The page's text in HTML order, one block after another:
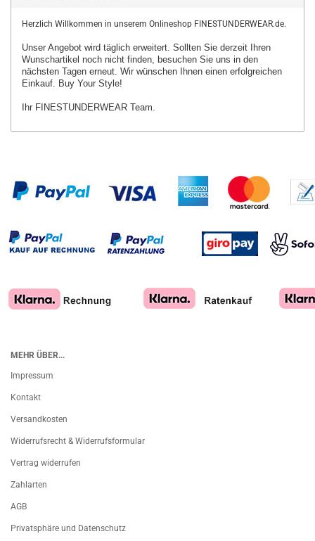
Herzlich Willkommen in unserem Onlineshop FINESTUNDERWEAR.de.
Unser Angebot wird täglich erweitert. Sollten Sie derzeit Ihren
Wunschartikel noch nicht finden, besuchen Sie uns in den
nächsten Tagen erneut. Wir wünschen Ihnen einen erfolgreichen
Einkauf. Buy Your Style!
Ihr FINESTUNDERWEAR Team.
MEHR ÜBER...
Impressum
Kontakt
Versandkosten
Widerrufsrecht & Widerrufsformular
Vertrag widerrufen
Zahlarten
AGB
Privatsphäre und Datenschutz